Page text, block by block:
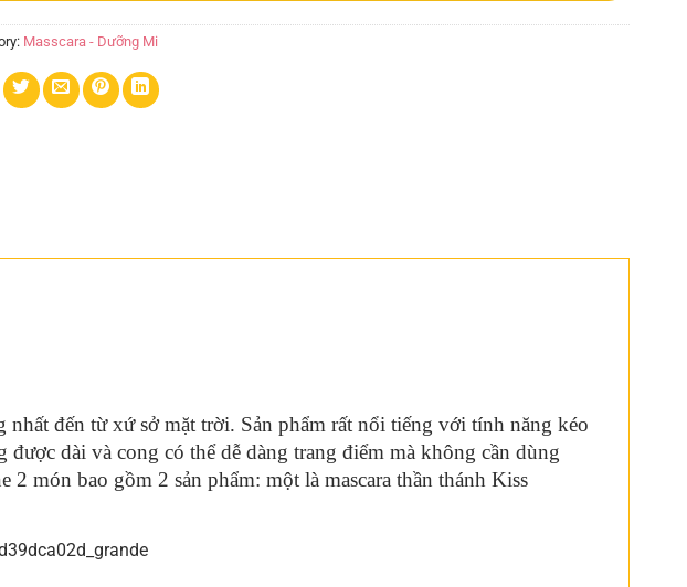
Masscara - Dưỡng Mi
đến từ xứ sở mặt trời. Sản phẩm rất nổi tiếng với tính năng kéo
dài và cong có thể dễ dàng trang điểm mà không cần dùng
2 món bao gồm 2 sản phẩm: một là mascara thần thánh Kiss